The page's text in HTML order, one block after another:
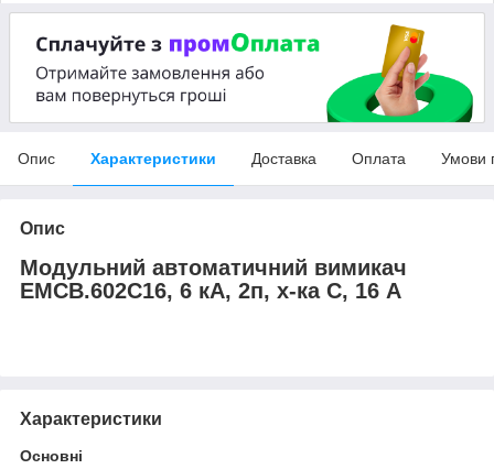
Опис Характеристики Доставка Оплата Умови
Опис
Модульний автоматичний вимикач
EMCB.602C16, 6 кА, 2п, х-ка С, 16 А
Характеристики
Основні